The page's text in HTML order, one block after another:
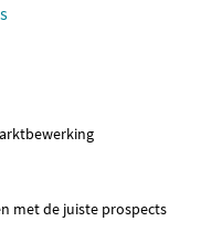
met de juiste prospects